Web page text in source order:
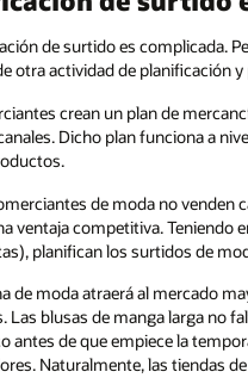
de surtido es complicada.
otra actividad de planificación
crean un plan de
Dicho plan funciona a
de moda no venden
ventaja competitiva. Teniendo
planifican los surtidos de
de moda atraerá al mercado
Las blusas de manga larga no
antes de que empiece la
Naturalmente, las tiendas